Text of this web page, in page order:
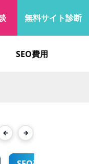
無料サイト診断
SEO費用
流入
Next